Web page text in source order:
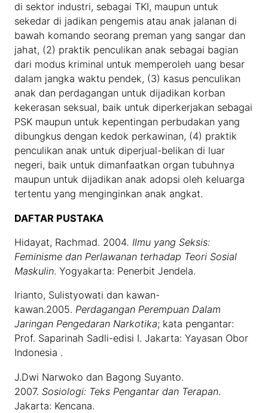
di sektor industri, sebagai TKI, maupun untuk
sekedar di jadikan pengemis atau anak jalanan di
bawah komando seorang preman yang sangar dan
jahat, (2) praktik penculikan anak sebagai bagian
dari modus kriminal untuk memperoleh uang besar
dalam jangka waktu pendek, (3) kasus penculikan
anak dan perdagangan untuk dijadikan korban
kekerasan seksual, baik untuk diperkerjakan sebagai
PSK maupun untuk kepentingan perbudakan yang
dibungkus dengan kedok perkawinan, (4) praktik
penculikan anak untuk diperjual-belikan di luar
negeri, baik untuk dimanfaatkan organ tubuhnya
maupun untuk dijadikan anak adopsi oleh keluarga
tertentu yang menginginkan anak angkat.
DAFTAR PUSTAKA
Hidayat, Rachmad. 2004. Ilmu yang Seksis:
Feminisme dan Perlawanan terhadap Teori Sosial
Maskulin. Yogyakarta: Penerbit Jendela.
Irianto, Sulistyowati dan kawan-
kawan.2005. Perdagangan Perempuan Dalam
Jaringan Pengedaran Narkotika; kata pengantar:
Prof. Saparinah Sadli-edisi I. Jakarta: Yayasan Obor
Indonesia .
J.Dwi Narwoko dan Bagong Suyanto.
2007.Sosiologi: Teks Pengantar dan Terapan.
Jakarta: Kencana.